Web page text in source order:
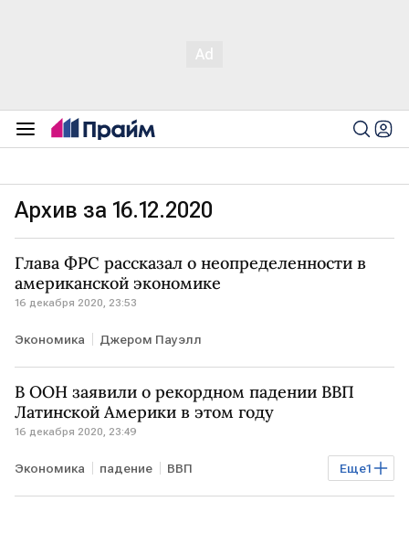
Архив за 16.12.2020
Глава ФРС рассказал о неопределенности в
американской экономике
16 декабря 2020, 23:53
Экономика Джером Пауэлл
В ООН заявили о рекордном падении ВВП
Латинской Америки в этом году
16 декабря 2020, 23:49
Еще1
Экономика падение ВВП
ЛАТИНСКАЯ АМЕРИКА